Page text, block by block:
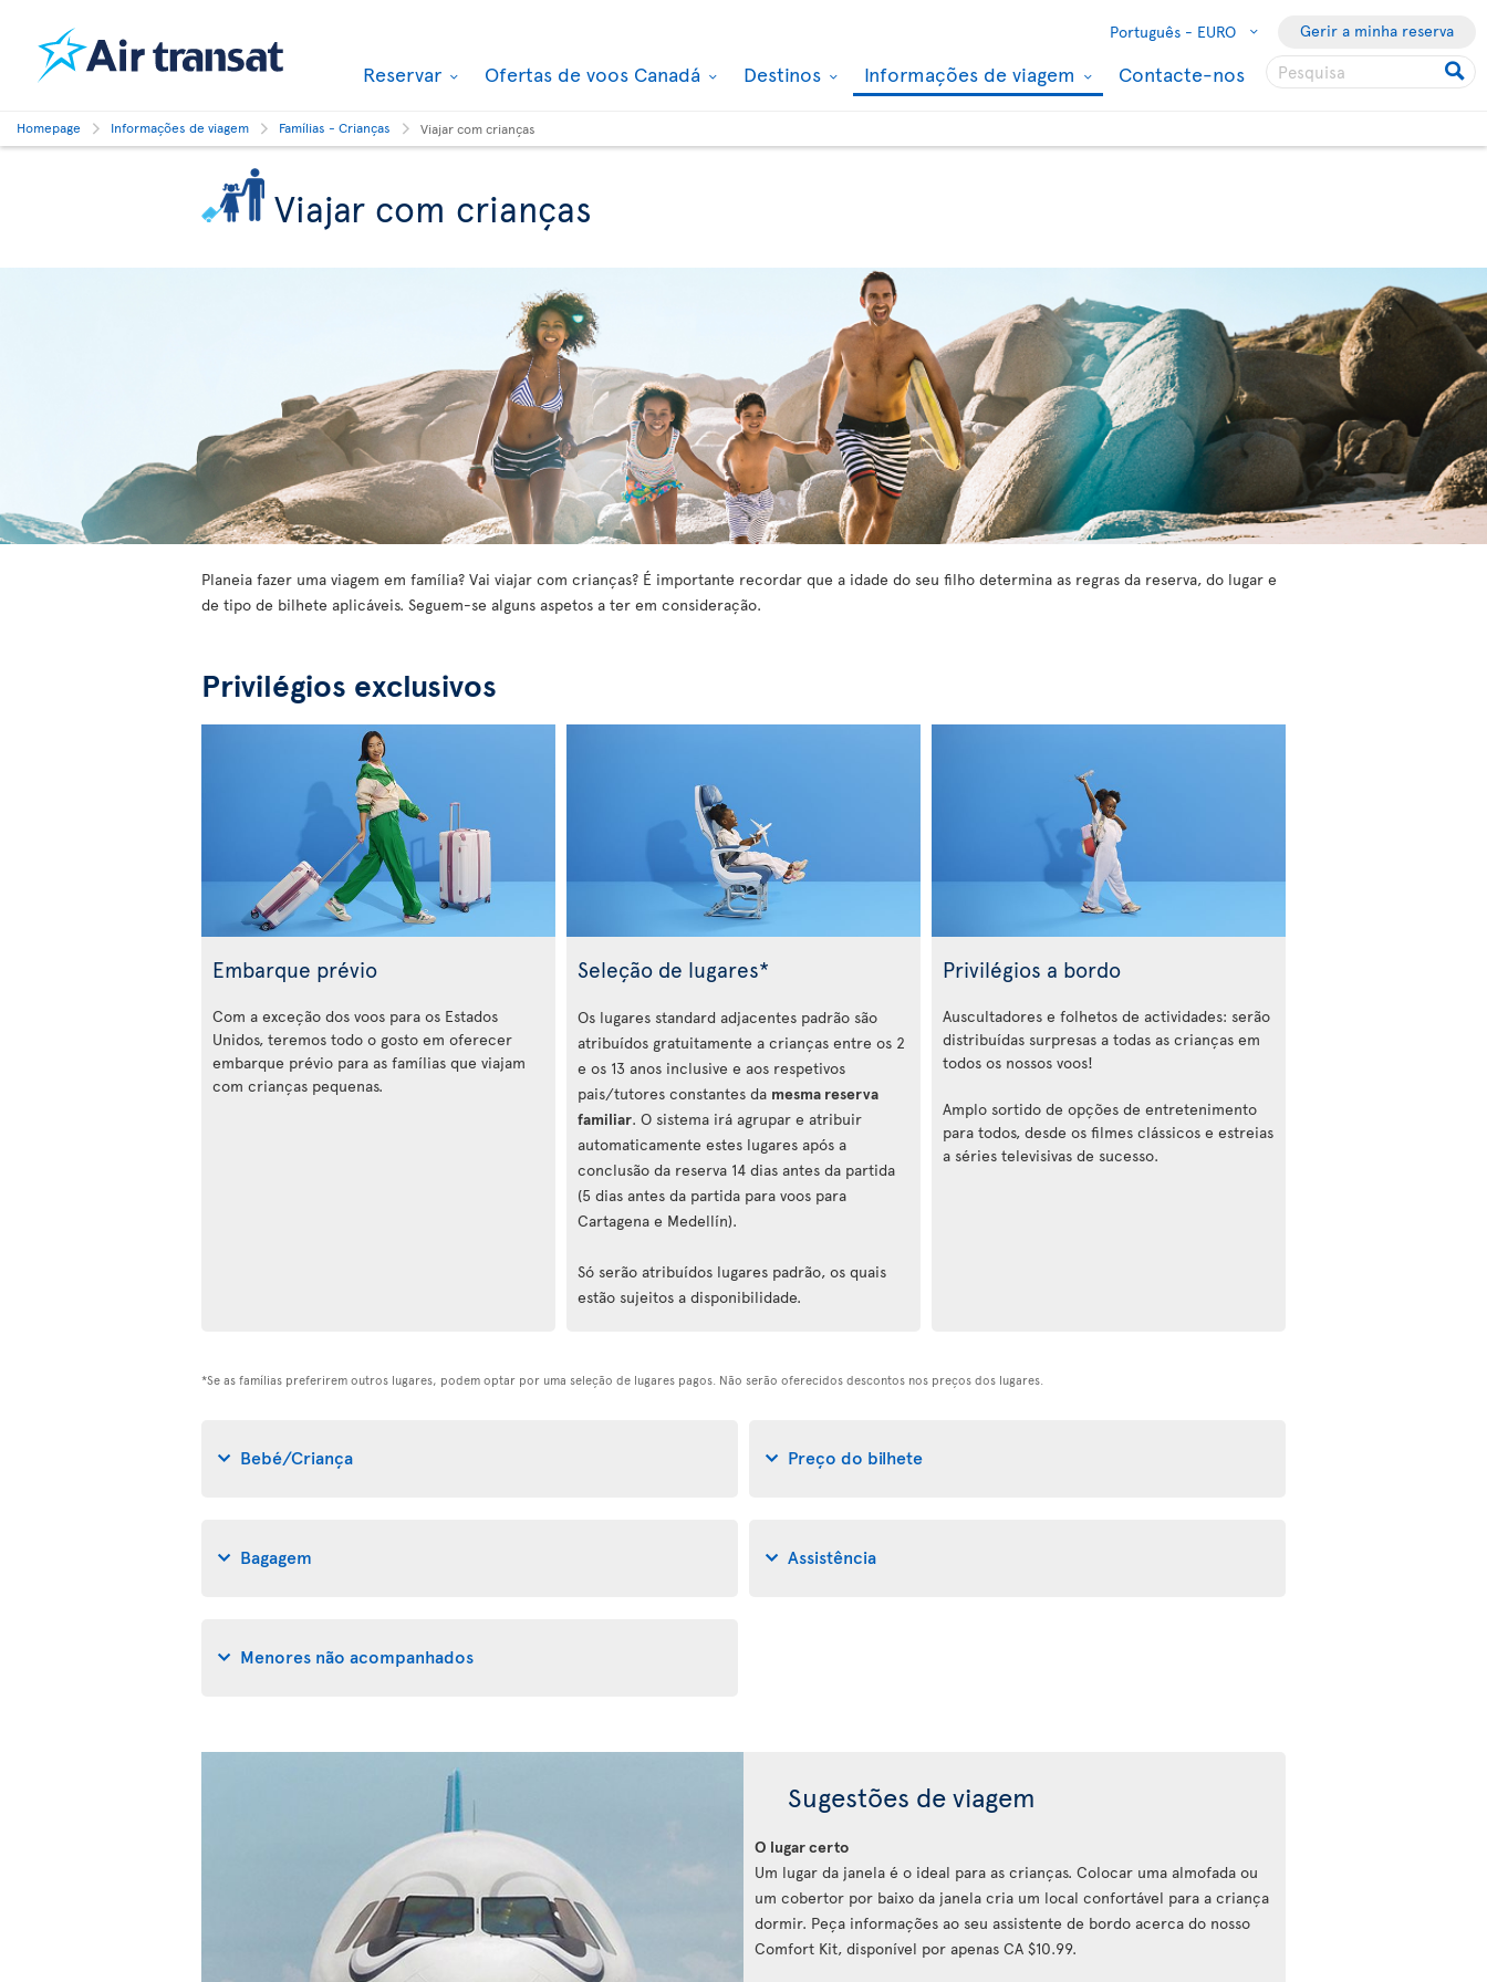
Português - EURO Gerir a minha reserva
Reservar Ofertas de voos Canadá Destinos Informações de viagem Contacte-nos
Homepage Informações de viagem Famílias - Crianças Viajar com crianças
Viajar com crianças
Planeia fazer uma viagem em família? Vai viajar com crianças? É importante recordar que a idade do seu filho determina as regras da reserva, do lugar e
de tipo de bilhete aplicáveis. Seguem-se alguns aspetos a ter em consideração.
Privilégios exclusivos
Embarque prévio
Com a exceção dos voos para os Estados
Unidos, teremos todo o gosto em oferecer
embarque prévio para as famílias que viajam
com crianças pequenas.
Seleção de lugares*
Os lugares standard adjacentes padrão são
atribuídos gratuitamente a crianças entre os 2
e os 13 anos inclusive e aos respetivos
pais/tutores constantes da mesma reserva
familiar. O sistema irá agrupar e atribuir
automaticamente estes lugares após a
conclusão da reserva 14 dias antes da partida
(5 dias antes da partida para voos para
Cartagena e Medellín).
Só serão atribuídos lugares padrão, os quais
estão sujeitos a disponibilidade.
Privilégios a bordo
Auscultadores e folhetos de actividades: serão
distribuídas surpresas a todas as crianças em
todos os nossos voos!
Amplo sortido de opções de entretenimento
para todos, desde os filmes clássicos e estreias
a séries televisivas de sucesso.
*Se as famílias preferirem outros lugares, podem optar por uma seleção de lugares pagos. Não serão oferecidos descontos nos preços dos lugares.
Bebé/Criança Preço do bilhete
Bagagem Assistência
Menores não acompanhados
Sugestões de viagem
O lugar certo
Um lugar da janela é o ideal para as crianças. Colocar uma almofada ou
um cobertor por baixo da janela cria um local confortável para a criança
dormir. Peça informações ao seu assistente de bordo acerca do nosso
Comfort Kit, disponível por apenas CA $10.99.